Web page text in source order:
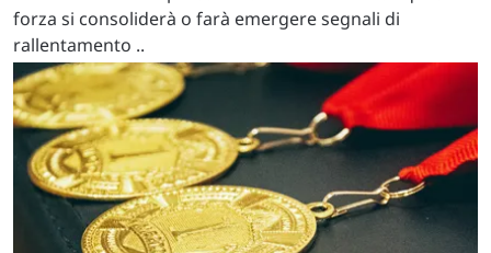
forza si consoliderà o farà emergere segnali di
rallentamento ..